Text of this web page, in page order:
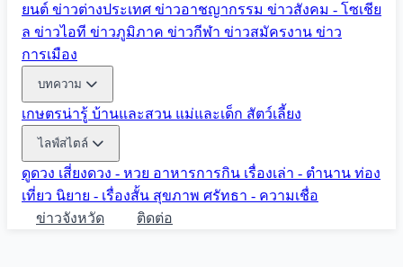
ยนต์ ข่าวต่างประเทศ ข่าวอาชญากรรม ข่าวสังคม - โซเชีย
ล ข่าวไอที ข่าวภูมิภาค ข่าวกีฬา ข่าวสมัครงาน ข่าว
การเมือง
บทความ
เกษตรน่ารู้ บ้านและสวน แม่และเด็ก สัตว์เลี้ยง
ไลฟ์สไตล์
ดูดวง เสี่ยงดวง - หวย อาหารการกิน เรื่องเล่า - ตำนาน ท่อง
เที่ยว นิยาย - เรื่องสั้น สุขภาพ ศรัทธา - ความเชื่อ
ข่าวจังหวัด
ติดต่อ